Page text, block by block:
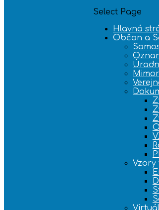
Select Page
Hlavná
Občan a
Vzory